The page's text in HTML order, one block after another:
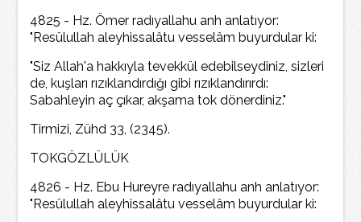
4825 - Hz. Ömer radıyallahu anh anlatıyor:
"Resûlullah aleyhissalâtu vesselâm buyurdular ki:
"Siz Allah'a hakkıyla tevekkül edebilseydiniz, sizleri
de, kuşları rızıklandırdığı gibi rızıklandırırdı:
Sabahleyin aç çıkar, akşama tok dönerdiniz."
Tirmizi, Zühd 33, (2345).
TOKGÖZLÜLÜK
4826 - Hz. Ebu Hureyre radıyallahu anh anlatıyor:
"Resûlullah aleyhissalâtu vesselâm buyurdular ki: